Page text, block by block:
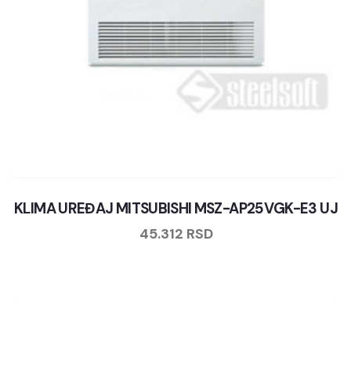
KLIMA UREĐAJ MITSUBISHI MSZ-AP25VGK-E3 UJ
45.312 RSD